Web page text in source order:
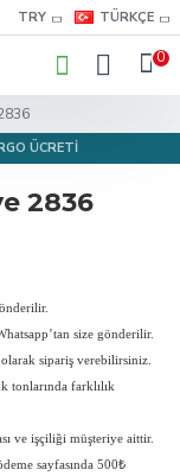
TRY TÜRKÇE
0
ÜCRETİ
2836
size gönderilir.
sipariş verebilirsiniz.
tonlarında farklılık
ve işçiliği müşteriye aittir.
sayfasında 500₺